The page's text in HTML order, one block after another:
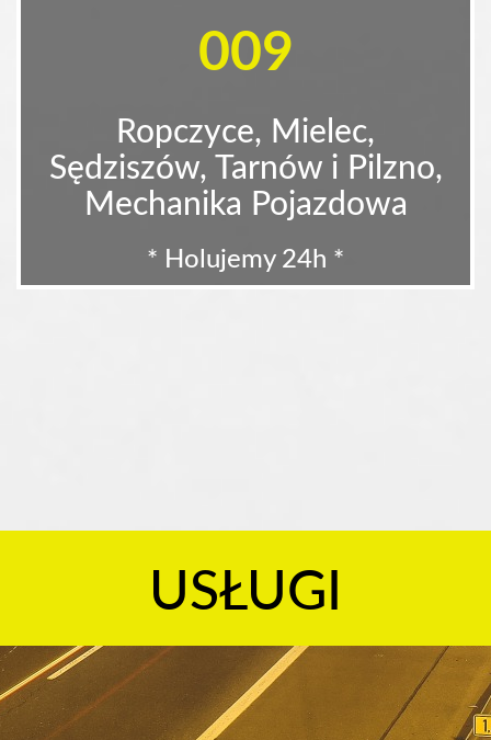
009
Ropczyce, Mielec,
Sędziszów, Tarnów i Pilzno,
Mechanika Pojazdowa
* Holujemy 24h *
USŁUGI